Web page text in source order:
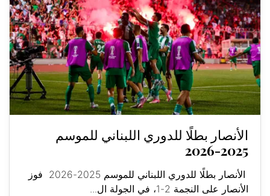
الأنصار بطلًا للدوري اللبناني للموسم
2025-2026
الأنصار بطلًا للدوري اللبناني للموسم 2025-2026 فوز
الأنصار على النجمة 2-1، في الجولة ال...